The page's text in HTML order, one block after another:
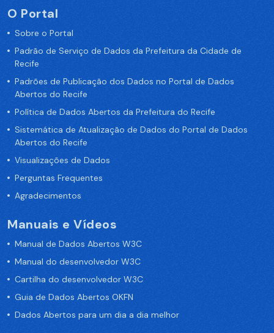
O Portal
Sobre o Portal
Padrão de Serviço de Dados da Prefeitura da Cidade de
Recife
Padrões de Publicação dos Dados no Portal de Dados
Abertos do Recife
Política de Dados Abertos da Prefeitura do Recife
Sistemática de Atualização de Dados do Portal de Dados
Abertos do Recife
Visualizações de Dados
Perguntas Frequentes
Agradecimentos
Manuais e Vídeos
Manual de Dados Abertos W3C
Manual do desenvolvedor W3C
Cartilha do desenvolvedor W3C
Guia de Dados Abertos OKFN
Dados Abertos para um dia a dia melhor